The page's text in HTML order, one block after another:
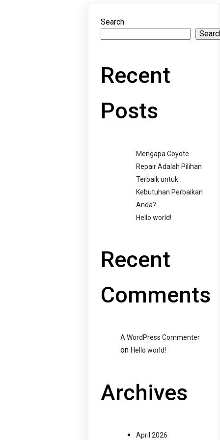
Search
Recent
Posts
Mengapa Coyote
Repair Adalah Pilihan
Terbaik untuk
Kebutuhan Perbaikan
Anda?
Hello world!
Recent
Comments
A WordPress Commenter
onHello world!
Archives
April 2026